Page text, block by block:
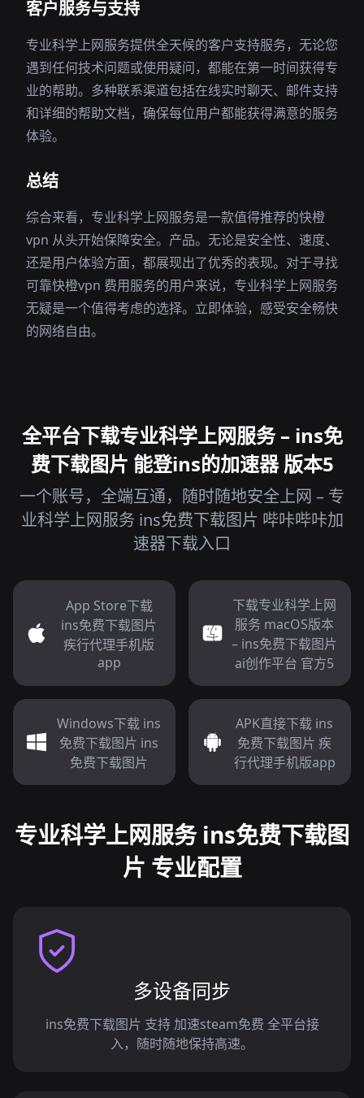
客户服务与支持
专业科学上网服务提供全天候的客户支持服务，无论您
遇到任何技术问题或使用疑问，都能在第一时间获得专
业的帮助。多种联系渠道包括在线实时聊天、邮件支持
和详细的帮助文档，确保每位用户都能获得满意的服务
体验。
总结
综合来看，专业科学上网服务是一款值得推荐的快橙
vpn 从头开始保障安全。产品。无论是安全性、速度、
还是用户体验方面，都展现出了优秀的表现。对于寻找
可靠快橙vpn 费用服务的用户来说，专业科学上网服务
无疑是一个值得考虑的选择。立即体验，感受安全畅快
的网络自由。
全平台下载专业科学上网服务 – ins免
费下载图片 能登ins的加速器 版本5
一个账号，全端互通，随时随地安全上网 – 专
业科学上网服务 ins免费下载图片 哔咔哔咔加
速器下载入口
App Store下载
ins免费下载图片
疾行代理手机版
app
下载专业科学上网
服务 macOS版本
– ins免费下载图片
ai创作平台 官方5
Windows下载 ins
免费下载图片 ins
免费下载图片
APK直接下载 ins
免费下载图片 疾
行代理手机版app
专业科学上网服务 ins免费下载图
片 专业配置
多设备同步
ins免费下载图片 支持 加速steam免费 全平台接
入，随时随地保持高速。